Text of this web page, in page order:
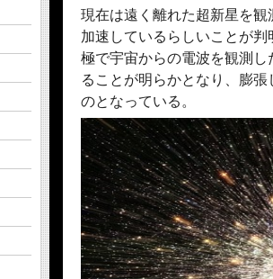
現在は遠く離れた超新星を
加速しているらしいことが
極で宇宙からの電波を観測
ることが明らかとなり、膨
のとなっている。